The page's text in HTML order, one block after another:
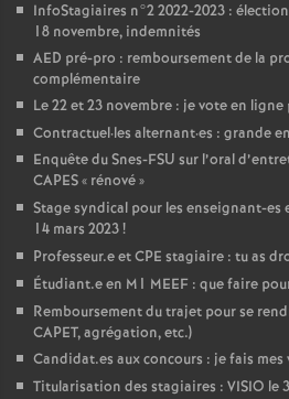
InfoStagiaires n°2 2022-2023 :
18 novembre, indemnités
AED pré-pro : remboursement de la
complémentaire
Le 22 et 23 novembre : je vote en
Contractuel·les alternant·es : grande
Enquête du Snes-FSU sur l’oral
CAPES« rénové»
Stage syndical pour les enseignant-es
14 mars 2023!
Professeur.e etCPE stagiaire : tu as
Étudiant.e en M1 MEEF : que faire
Remboursement du trajet pour se
CAPET, agrégation, etc.)
Candidat.es aux concours : je fais mes
Titularisation des stagiaires : VISIO le